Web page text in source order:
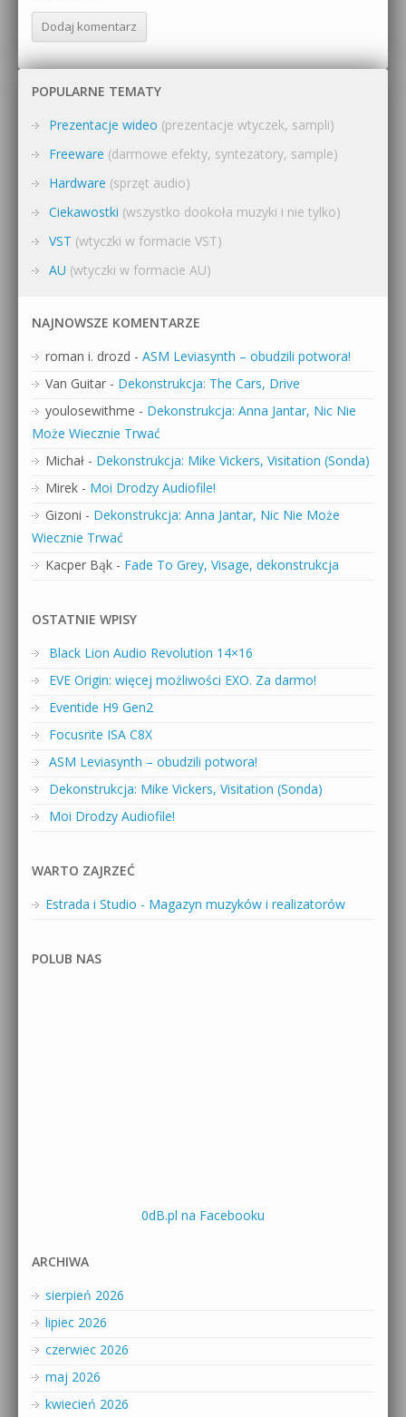
POPULARNE TEMATY
Prezentacje wideo (prezentacje wtyczek, sampli)
Freeware (darmowe efekty, syntezatory, sample)
Hardware (sprzęt audio)
Ciekawostki (wszystko dookoła muzyki i nie tylko)
VST (wtyczki w formacie VST)
AU (wtyczki w formacie AU)
NAJNOWSZE KOMENTARZE
roman i. drozd - ASM Leviasynth – obudzili potwora!
Van Guitar - Dekonstrukcja: The Cars, Drive
youlosewithme - Dekonstrukcja: Anna Jantar, Nic Nie
Może Wiecznie Trwać
Michał - Dekonstrukcja: Mike Vickers, Visitation (Sonda)
Mirek - Moi Drodzy Audiofile!
Gizoni - Dekonstrukcja: Anna Jantar, Nic Nie Może
Wiecznie Trwać
Kacper Bąk - Fade To Grey, Visage, dekonstrukcja
OSTATNIE WPISY
Black Lion Audio Revolution 14×16
EVE Origin: więcej możliwości EXO. Za darmo!
Eventide H9 Gen2
Focusrite ISA C8X
ASM Leviasynth – obudzili potwora!
Dekonstrukcja: Mike Vickers, Visitation (Sonda)
Moi Drodzy Audiofile!
WARTO ZAJRZEĆ
Estrada i Studio - Magazyn muzyków i realizatorów
POLUB NAS
0dB.pl na Facebooku
ARCHIWA
sierpień 2026
lipiec 2026
czerwiec 2026
maj 2026
kwiecień 2026